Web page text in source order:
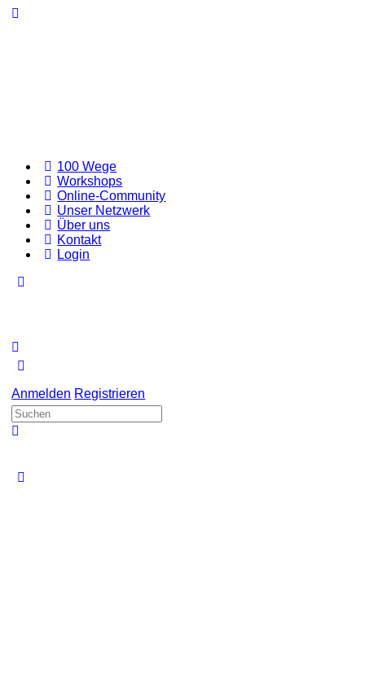
100 Wege
Workshops
Online-Community
Unser Netzwerk
Über uns
Kontakt
Login
Anmelden Registrieren
Search
for: